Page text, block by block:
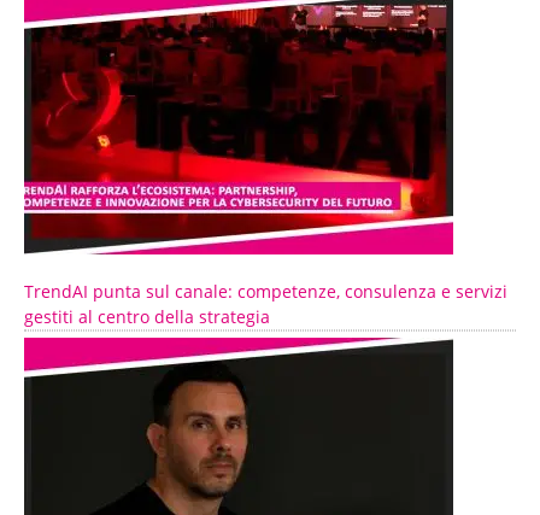
TrendAI punta sul canale: competenze, consulenza e servizi
gestiti al centro della strategia